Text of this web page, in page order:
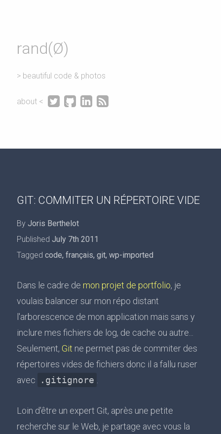
rand(Ø)
> beautiful code & photos
about <    
GIT: COMMITER UN RÉPERTOIRE VIDE
By Joris Berthelot
Published July 7th 2011
Tagged code, français, git, wp-imported
Dans le cadre de mon projet de portfolio, je
voulais balancer sur mon répo distant
l'arborescence de mon application mais sans y
inclure mes fichiers de log, de cache ou autre...
Seulement, Git ne permet pas de commiter des
répertoires vides de fichiers donc il a fallu ruser
avec
.gitignore
Loin d'être un expert Git, après une petite
recherche sur le Web, je partage avec vous la